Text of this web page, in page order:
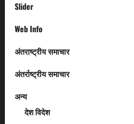
Slider
Web Info
अंतराष्ट्रीय समाचार
अंतर्राष्ट्रीय समाचार
अन्य
देश विदेश